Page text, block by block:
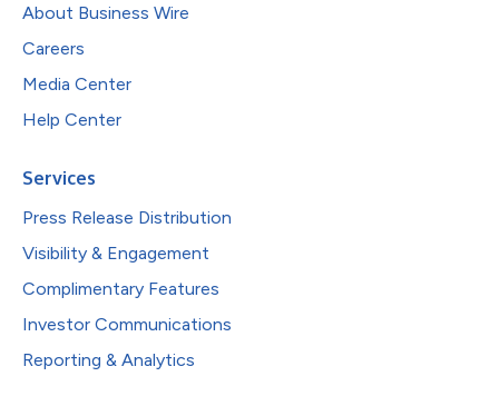
About Business Wire
Careers
Media Center
Help Center
Services
Press Release Distribution
Visibility & Engagement
Complimentary Features
Investor Communications
Reporting & Analytics